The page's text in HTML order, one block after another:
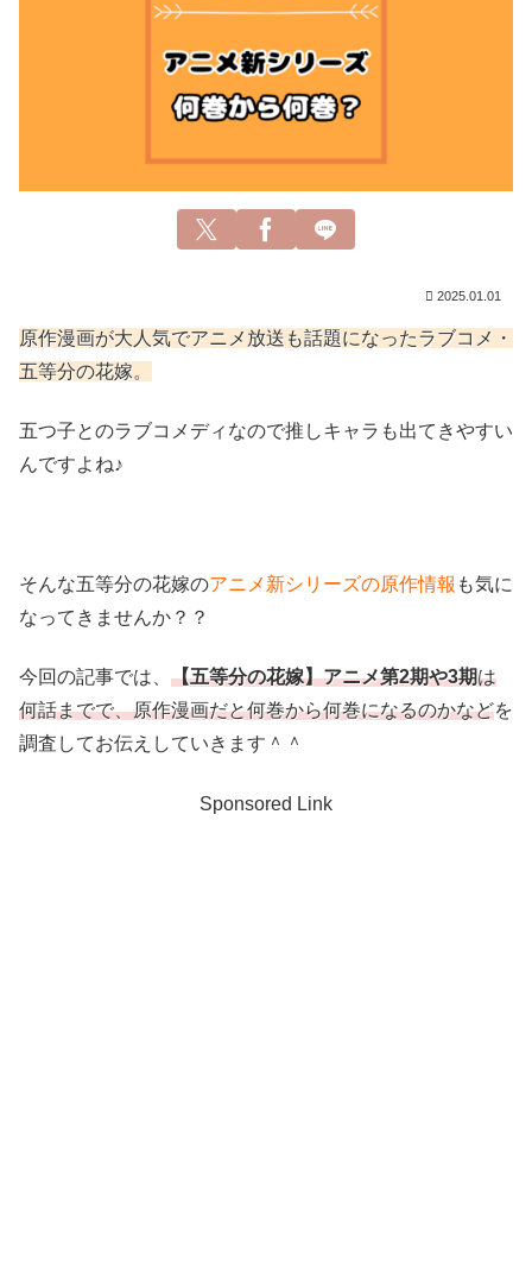
2025.01.01
原作漫画が大人気でアニメ放送も話題になったラブコメ・
五等分の花嫁。
五つ子とのラブコメディなので推しキャラも出てきやすい
んですよね♪
そんな五等分の花嫁のアニメ新シリーズの原作情報 も気に
なってきませんか？？
今回の記事では、 【五等分の花嫁】アニメ第2期や3期は
何話までで、原作漫画だと何巻から何巻になるのかなどを
調査してお伝えしていきます＾＾
Sponsored Link